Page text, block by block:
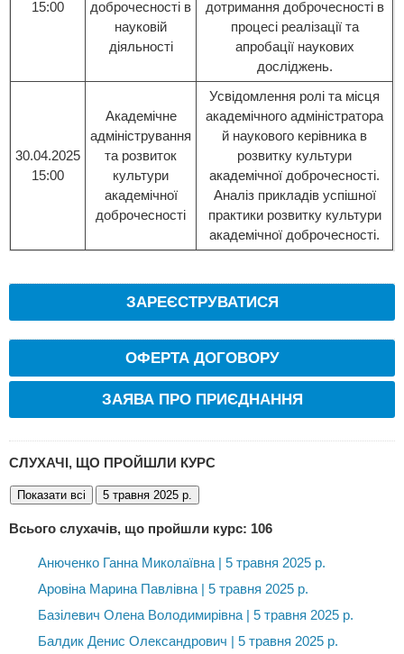
15:00
доброчесності в
науковій
діяльності
дотримання доброчесності в
процесі реалізації та
апробації наукових
досліджень.
30.04.2025
15:00
Академічне
адміністрування
та розвиток
культури
академічної
доброчесності
Усвідомлення ролі та місця
академічного адміністратора
й наукового керівника в
розвитку культури
академічної доброчесності.
Аналіз прикладів успішної
практики розвитку культури
академічної доброчесності.
ЗАРЕЄСТРУВАТИСЯ
ОФЕРТА ДОГОВОРУ
ЗАЯВА ПРО ПРИЄДНАННЯ
СЛУХАЧІ, ЩО ПРОЙШЛИ КУРС
Показати всі 5 травня 2025 р.
Всього слухачів, що пройшли курс: 106
Анюченко Ганна Миколаївна | 5 травня 2025 р.
Аровіна Марина Павлівна | 5 травня 2025 р.
Базілевич Олена Володимирівна | 5 травня 2025 р.
Балдик Денис Олександрович | 5 травня 2025 р.